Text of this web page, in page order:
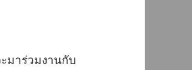
มาร่วมงานกับ